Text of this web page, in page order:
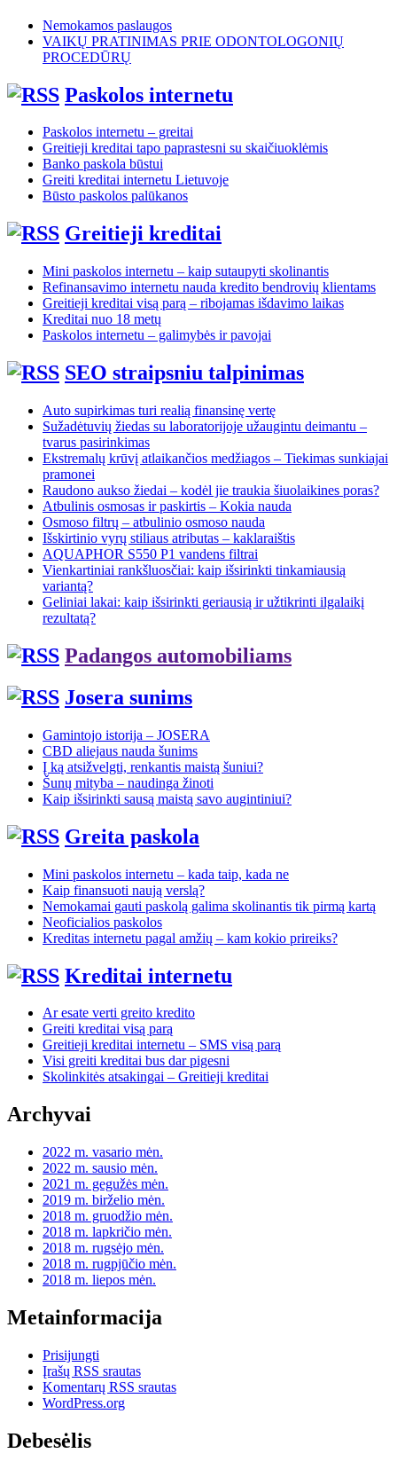
Nemokamos paslaugos
VAIKŲ PRATINIMAS PRIE ODONTOLOGONIŲ
PROCEDŪRŲ
Paskolos internetu
Paskolos internetu – greitai
Greitieji kreditai tapo paprastesni su skaičiuoklėmis
Banko paskola būstui
Greiti kreditai internetu Lietuvoje
Būsto paskolos palūkanos
Greitieji kreditai
Mini paskolos internetu – kaip sutaupyti skolinantis
Refinansavimo internetu nauda kredito bendrovių klientams
Greitieji kreditai visą parą – ribojamas išdavimo laikas
Kreditai nuo 18 metų
Paskolos internetu – galimybės ir pavojai
SEO straipsniu talpinimas
Auto supirkimas turi realią finansinę vertę
Sužadėtuvių žiedas su laboratorijoje užaugintu deimantu –
tvarus pasirinkimas
Ekstremalų krūvį atlaikančios medžiagos – Tiekimas sunkiajai
pramonei
Raudono aukso žiedai – kodėl jie traukia šiuolaikines poras?
Atbulinis osmosas ir paskirtis – Kokia nauda
Osmoso filtrų – atbulinio osmoso nauda
Išskirtinio vyrų stiliaus atributas – kaklaraištis
AQUAPHOR S550 P1 vandens filtrai
Vienkartiniai rankšluosčiai: kaip išsirinkti tinkamiausią
variantą?
Geliniai lakai: kaip išsirinkti geriausią ir užtikrinti ilgalaikį
rezultatą?
Padangos automobiliams
Josera sunims
Gamintojo istorija – JOSERA
CBD aliejaus nauda šunims
Į ką atsižvelgti, renkantis maistą šuniui?
Šunų mityba – naudinga žinoti
Kaip išsirinkti sausą maistą savo augintiniui?
Greita paskola
Mini paskolos internetu – kada taip, kada ne
Kaip finansuoti naują verslą?
Nemokamai gauti paskolą galima skolinantis tik pirmą kartą
Neoficialios paskolos
Kreditas internetu pagal amžių – kam kokio prireiks?
Kreditai internetu
Ar esate verti greito kredito
Greiti kreditai visą parą
Greitieji kreditai internetu – SMS visą parą
Visi greiti kreditai bus dar pigesni
Skolinkitės atsakingai – Greitieji kreditai
Archyvai
2022 m. vasario mėn.
2022 m. sausio mėn.
2021 m. gegužės mėn.
2019 m. birželio mėn.
2018 m. gruodžio mėn.
2018 m. lapkričio mėn.
2018 m. rugsėjo mėn.
2018 m. rugpjūčio mėn.
2018 m. liepos mėn.
Metainformacija
Prisijungti
Įrašų RSS srautas
Komentarų RSS srautas
WordPress.org
Debesėlis